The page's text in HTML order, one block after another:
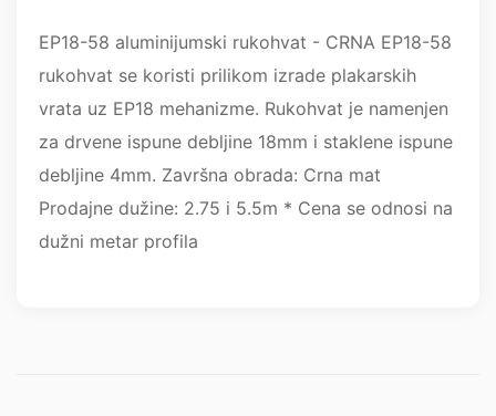
EP18-58 aluminijumski rukohvat - CRNA EP18-58
rukohvat se koristi prilikom izrade plakarskih
vrata uz EP18 mehanizme. Rukohvat je namenjen
za drvene ispune debljine 18mm i staklene ispune
debljine 4mm. Završna obrada: Crna mat
Prodajne dužine: 2.75 i 5.5m * Cena se odnosi na
dužni metar profila